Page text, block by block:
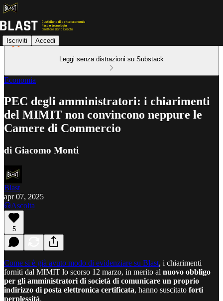
Iscriviti Accedi
Leggi senza distrazioni su Substack
Economia
PEC degli amministratori: i chiarimenti
del MIMIT non convincono neppure le
Camere di Commercio
di Giacomo Monti
Blast
apr 07, 2025
Ascolta
5
Come si è già avuto modo di evidenziare su Blast, i chiarimenti
forniti dal MIMIT lo scorso 12 marzo, in merito al nuovo obbligo
per gli amministratori di società di comunicare un proprio
indirizzo di posta elettronica certificata, hanno suscitato forti
perplessità.